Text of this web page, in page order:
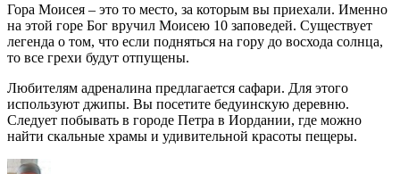
Гора Моисея – это то место, за которым вы приехали. Именно
на этой горе Бог вручил Моисею 10 заповедей. Существует
легенда о том, что если подняться на гору до восхода солнца,
то все грехи будут отпущены.
Любителям адреналина предлагается сафари. Для этого
используют джипы. Вы посетите бедуинскую деревню.
Следует побывать в городе Петра в Иордании, где можно
найти скальные храмы и удивительной красоты пещеры.